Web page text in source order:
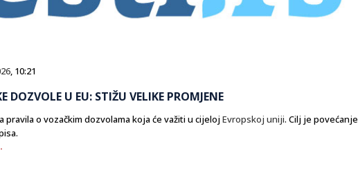
, 10:21
DOZVOLE U EU: STIŽU VELIKE PROMJENE
o vozačkim dozvolama koja će važiti u cijeloj Evropskoj uniji. Cilj je povećanje